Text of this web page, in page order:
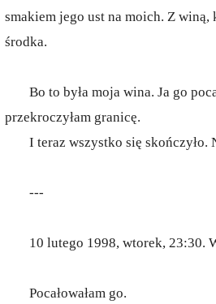
smakiem jego ust na moich. Z winą,
środka.
Bo to była moja wina. Ja go
przekroczyłam granicę.
I teraz wszystko się skończyło.
---
10 lutego 1998, wtorek, 23:30.
Pocałowałam go.